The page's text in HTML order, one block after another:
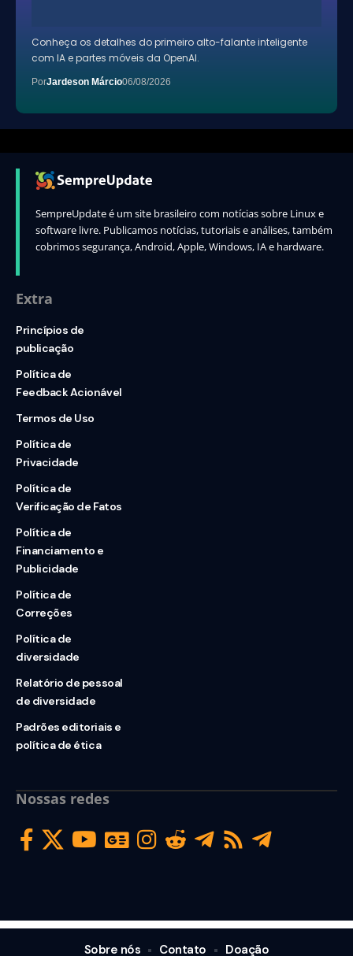
Conheça os detalhes do primeiro alto-falante inteligente
com IA e partes móveis da OpenAI.
PorJardeson Márcio06/08/2026
SempreUpdate é um site brasileiro com notícias sobre Linux e
software livre. Publicamos notícias, tutoriais e análises, também
cobrimos segurança, Android, Apple, Windows, IA e hardware.
Extra
Princípios de
publicação
Política de
Feedback Acionável
Termos de Uso
Política de
Privacidade
Política de
Verificação de Fatos
Política de
Financiamento e
Publicidade
Política de
Correções
Política de
diversidade
Relatório de pessoal
de diversidade
Padrões editoriais e
política de ética
Nossas redes
Sobre nós Contato Doação